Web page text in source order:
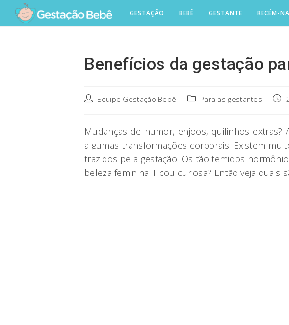
content
GESTAÇÃO BEBÊ GESTANTE RECÉM-
Benefícios da gestação
PostEquipe Gestação Bebê
PostPara as gestantes
Post
Mudanças de humor, enjoos, quilinhos extras?
algumas transformações corporais. Existem
trazidos pela gestação. Os tão temidos
beleza feminina. Ficou curiosa? Então veja quais